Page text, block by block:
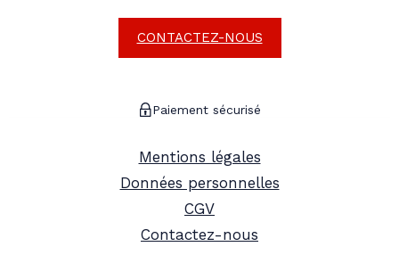
CONTACTEZ-NOUS
Paiement sécurisé
Mentions légales
Données personnelles
CGV
Contactez-nous